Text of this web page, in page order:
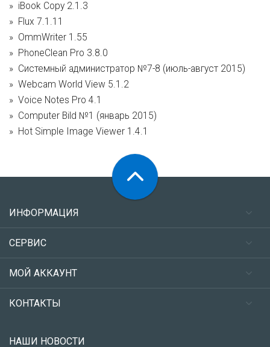
iBook Copy 2.1.3
Flux 7.1.11
OmmWriter 1.55
PhoneClean Pro 3.8.0
Системный администратор №7-8 (июль-август 2015)
Webcam World View 5.1.2
Voice Notes Pro 4.1
Computer Bild №1 (январь 2015)
Hot Simple Image Viewer 1.4.1
ИНФОРМАЦИЯ
СЕРВИС
МОЙ АККАУНТ
КОНТАКТЫ
НАШИ НОВОСТИ